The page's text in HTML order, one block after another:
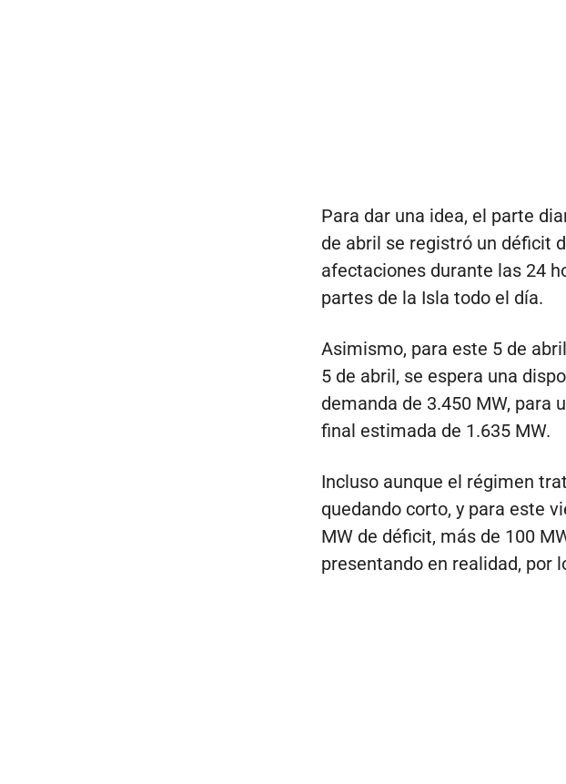
Para dar una idea, el parte
de abril se registró un déficit
afectaciones durante las 24
partes de la Isla todo el día.
Asimismo, para este 5 de
5 de abril, se espera una
demanda de 3.450 MW, para
final estimada de 1.635 MW.
Incluso aunque el régimen
quedando corto, y para este
MW de déficit, más de 100
presentando en realidad, por